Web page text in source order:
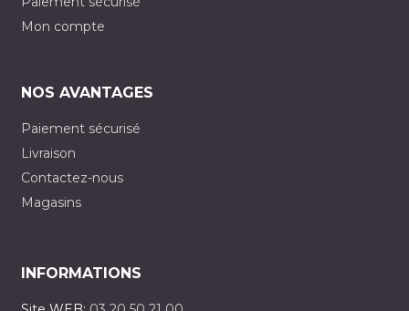
Mon compte
NOS AVANTAGES
Paiement sécurisé
Livraison
Contactez-nous
Magasins
INFORMATIONS